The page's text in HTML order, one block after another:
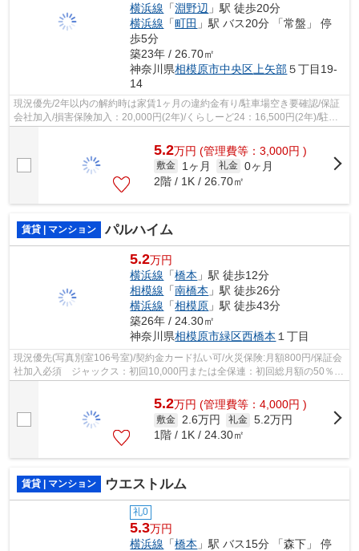
横浜線 「淵野辺 」駅 徒歩20分
横浜線 「町田 」駅 バス20分 「常盤」 停
歩5分
築23年 / 26.70㎡
神奈川県相模原市中央区 上矢部５丁目19-
14
現況優先/2年以内の解約時は家賃1ヶ月の違約金有り/駐車場空き要確認/保証
会社加入/損害保険加入：20,000円(2年)/くらしーど24：16,500円(2年)/駐輪
5.2万円 (管理費等：3,000円 )
敷金 1ヶ月 礼金 0ヶ月
2階 / 1K / 26.70㎡
賃貸 | マンション パルハイム
5.2万円
横浜線 「橋本 」駅 徒歩12分
相模線 「南橋本 」駅 徒歩26分
横浜線 「相模原 」駅 徒歩43分
築26年 / 24.30㎡
神奈川県相模原市緑区西橋本 １丁目
現況優先(写真別室106号室)/契約金カード払い可/火災保険:月額800円/保証会
社加入必須 ジャックス：初回10,000円または全保連：初回総月額の50％
(最低20,000円)/10,000円(1年毎)
5.2万円 (管理費等：4,000円 )
敷金 2.6万円 礼金 5.2万円
1階 / 1K / 24.30㎡
賃貸 | マンション ウエストルム
礼0
5.3万円
横浜線 「橋本 」駅 バス15分 「森下」 停